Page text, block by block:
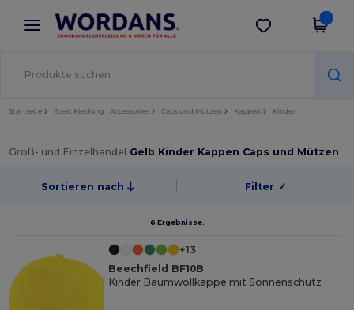
× Wordans App
Bessere Preise in der App!
App holen
Startseite Basic Kleidung | Accessoires Caps und Mützen Kappen Kinder
Groß- und Einzelhandel Gelb Kinder Kappen Caps und Mützen
Sortieren nach Filter ✓
6 Ergebnisse.
+13
Beechfield BF10B
Kinder Baumwollkappe mit Sonnenschutz